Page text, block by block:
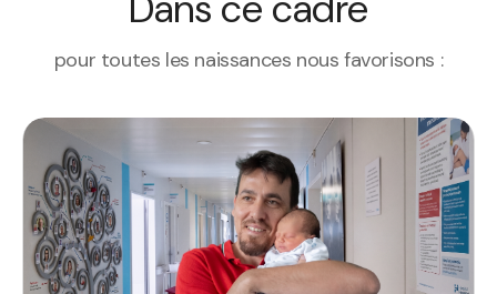
pour toutes les naissances nous favorisons :